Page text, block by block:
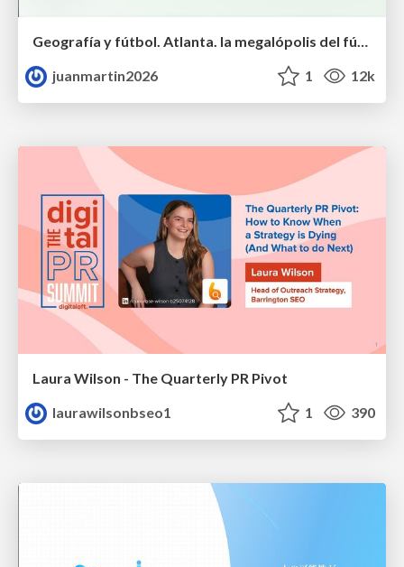
Geografía y fútbol. Atlanta. la megalópolis del fútbol
juanmartin2026
1 12k
Laura Wilson - The Quarterly PR Pivot
laurawilsonbseo1
1 390